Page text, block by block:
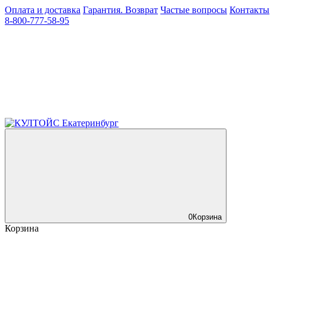
Оплата и доставка Гарантия. Возврат Частые вопросы Контакты
8-800-777-58-95
0Корзина
Корзина